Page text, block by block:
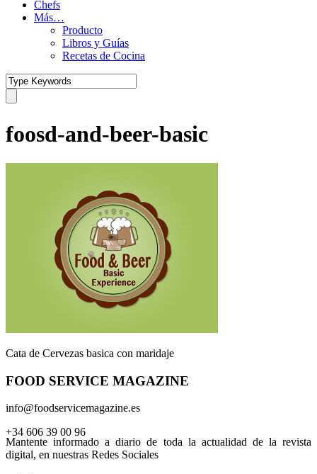
Chefs
Más…
Producto
Libros y Guías
Recetas de Cocina
foosd-and-beer-basic
Cata de Cervezas basica con maridaje
FOOD SERVICE MAGAZINE
info@foodservicemagazine.es
+34 606 39 00 96
Mantente informado a diario de toda la actualidad de la revista
digital, en nuestras Redes Sociales